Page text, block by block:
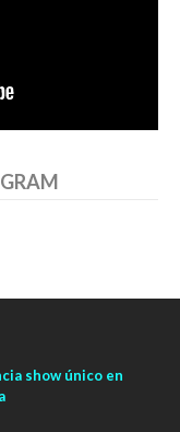
show único en